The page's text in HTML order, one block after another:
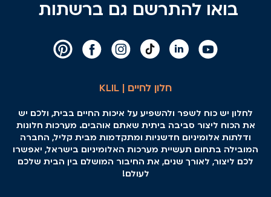
בואו להתרשם גם ברשתות
חלון לחיים | KLIL
לחלון יש כוח לשפר ולהשפיע על איכות החיים בבית, ולכם יש
את הכוח ליצור סביבה ביתית שאתם אוהבים. מערכות חלונות
ודלתות אלומיניום חדשניות ומתקדמות מבית קליל, החברה
המובילה בתחום תעשיית מערכות האלומיניום בישראל, יאפשרו
לכם ליצור, לאורך שנים, את החיבור המושלם בין הבית שלכם
לעולם!